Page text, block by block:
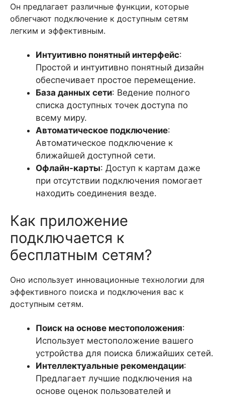
Он предлагает различные функции, которые
облегчают подключение к доступным сетям
легким и эффективным.
Интуитивно понятный интерфейс:
Простой и интуитивно понятный дизайн
обеспечивает простое перемещение.
База данных сети: Ведение полного
списка доступных точек доступа по
всему миру.
Автоматическое подключение:
Автоматическое подключение к
ближайшей доступной сети.
Офлайн-карты: Доступ к картам даже
при отсутствии подключения помогает
находить соединения везде.
Как приложение
подключается к
бесплатным сетям?
Оно использует инновационные технологии для
эффективного поиска и подключения вас к
доступным сетям.
Поиск на основе местоположения:
Использует местоположение вашего
устройства для поиска ближайших сетей.
Интеллектуальные рекомендации:
Предлагает лучшие подключения на
основе оценок пользователей и